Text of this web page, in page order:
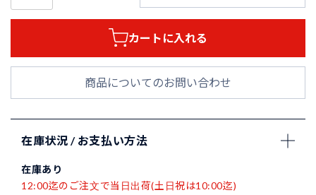
カートに入れる
商品についてのお問い合わせ
在庫状況 / お支払い方法
在庫あり
12:00迄のご注文で当日出荷(土日祝は10:00迄)